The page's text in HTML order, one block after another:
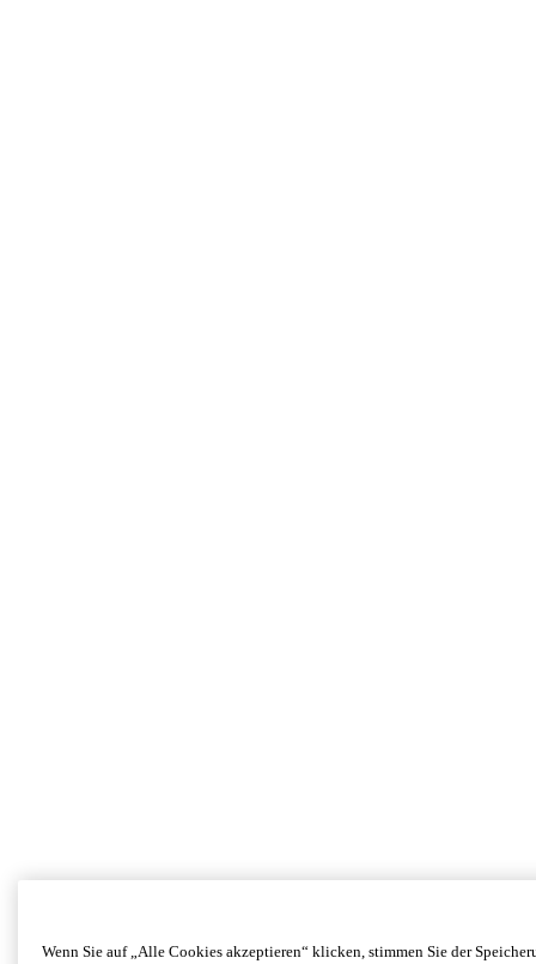
Wenn Sie auf „Alle Cookies akzeptieren“ klicken, stimmen Sie der